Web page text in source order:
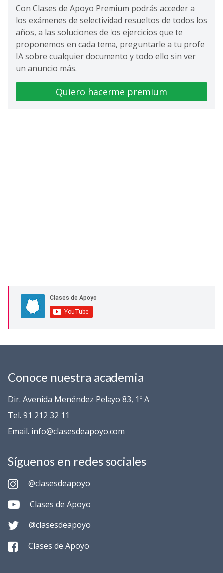
Con Clases de Apoyo Premium podrás acceder a
los exámenes de selectividad resueltos de todos los
años, a las soluciones de los ejercicios que te
proponemos en cada tema, preguntarle a tu profe
IA sobre cualquier documento y todo ello sin ver
un anuncio más.
Quiero hacerme premium
Conoce nuestra academia
Dir. Avenida Menéndez Pelayo 83, 1º A
Tel. 91 212 32 11
Email. info@clasesdeapoyo.com
Síguenos en redes sociales
@clasesdeapoyo
Clases de Apoyo
@clasesdeapoyo
Clases de Apoyo